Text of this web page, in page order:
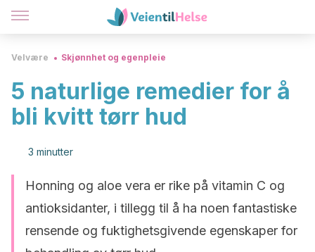
Velvære Skjønnhet og egenpleie
5 naturlige remedier for å
bli kvitt tørr hud
3 minutter
Honning og aloe vera er rike på vitamin C og
antioksidanter, i tillegg til å ha noen fantastiske
rensende og fuktighetsgivende egenskaper for